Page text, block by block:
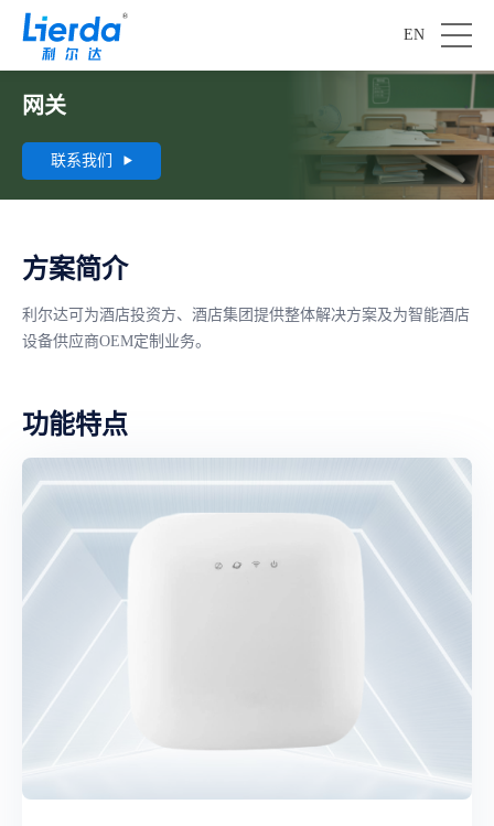
EN
网关
联系我们
方案简介
利尔达可为酒店投资方、酒店集团提供整体解决方案及为智能酒店
设备供应商OEM定制业务。
功能特点